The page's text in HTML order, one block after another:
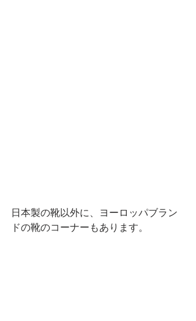
日本製の靴以外に、ヨーロッパブラン
ドの靴のコーナーもあります。